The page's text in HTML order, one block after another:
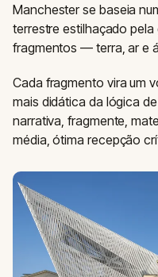
Manchester se baseia
terrestre estilhaçado
fragmentos — terra, ar e
Cada fragmento vira um
mais didática da lógica
narrativa, fragmente,
média, ótima recepção